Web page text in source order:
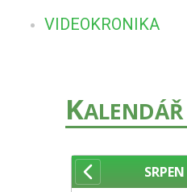
VIDEOKRONIKA
K
SRPEN